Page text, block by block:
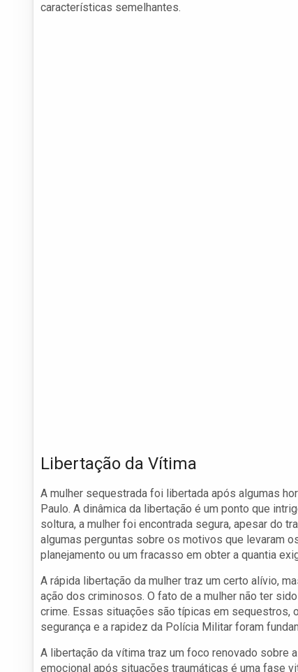
características semelhantes.
Libertação da Vítima
A mulher sequestrada foi libertada após algumas
Paulo. A dinâmica da libertação é um ponto que
soltura, a mulher foi encontrada segura, apesar do
algumas perguntas sobre os motivos que levaram
planejamento ou um fracasso em obter a quantia
A rápida libertação da mulher traz um certo alívio,
ação dos criminosos. O fato de a mulher não ter
crime. Essas situações são típicas em sequestros,
segurança e a rapidez da Polícia Militar foram
A libertação da vítima traz um foco renovado sobre
emocional após situações traumáticas é uma fase